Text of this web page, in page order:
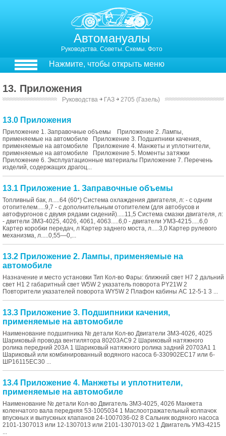
Автомануалы
Руководства. Советы. Схемы. Фото
Нажмите, чтобы открыть меню
13. Приложения
Руководства ￫ ГАЗ ￫ 2705 (Газель)
13.0 Приложения
Приложение 1. Заправочные объемы Приложение 2. Лампы,
применяемые на автомобиле Приложение 3. Подшипники качения,
применяемые на автомобиле Приложение 4. Манжеты и уплотнители,
применяемые на автомобиле Приложение 5. Моменты затяжки
Приложение 6. Эксплуатационные материалы Приложение 7. Перечень
изделий, содержащих драгоц...
13.1 Приложение 1. Заправочные объемы
Топливный бак, л.....64 (60*) Система охлаждения двигателя, л: - с одним
отопителем.....9,7 - с дополнительным отопителем (для автобусов и
автофургонов с двумя рядами сидений).....11,5 Система смазки двигателя, л:
- двители ЗМЗ-4025, 4026, 4061, 4063.....6,0 - двигатели УМЗ-4215.....6,0
Картер коробки передач, л Картер заднего моста, л.....3,0 Картер рулевого
механизма, л.....0,55—0,...
13.2 Приложение 2. Лампы, применяемые на
автомобиле
Назначение и место установки Тип Кол-во Фары: ближний свет Н7 2 дальний
свет H1 2 габаритный свет W5W 2 указатель поворота PY21W 2
Повторители указателей поворота WY5W 2 Плафон кабины АС 12-5-1 3 ...
13.3 Приложение 3. Подшипники качения,
применяемые на автомобиле
Наименование подшипника № детали Кол-во Двигатели ЗМЗ-4026, 4025
Шариковый провода вентилятора 80203АС9 2 Шариковый натяжного
ролика передний 203А 1 Шариковый натяжного ролика задний 20703А1 1
Шариковый или комбинированный водяного насоса 6-330902ЕС17 или 6-
ШР16115ЕС30 ...
13.4 Приложение 4. Манжеты и уплотнители,
применяемые на автомобиле
Наименование № детали Кол-во Двигатель ЗМЗ-4025, 4026 Манжета
коленчатого вала передняя 53-1005034 1 Маслоотражательный колпачок
впускных и выпускных клапанов 24-1007036-02 8 Сальник водяного насоса
2101-1307013 или 12-1307013 или 2101-1307013-02 1 Двигатель УМЗ-4215
...